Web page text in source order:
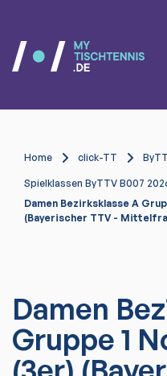
Home click-TT
Spielklassen ByTTV B007
Damen Bezirksklasse A
(Bayerischer TTV -
Damen
Gruppe 1